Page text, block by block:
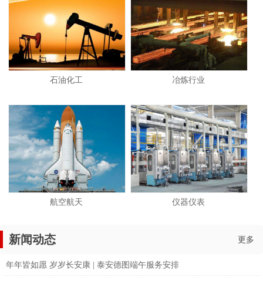
石油化工 冶炼行业
航空航天 仪器仪表
新闻动态 更多
年年皆如愿 岁岁长安康 | 泰安德图端午服务安排